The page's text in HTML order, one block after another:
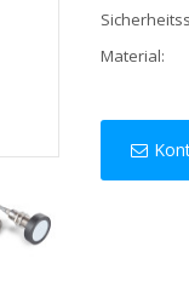
Material: